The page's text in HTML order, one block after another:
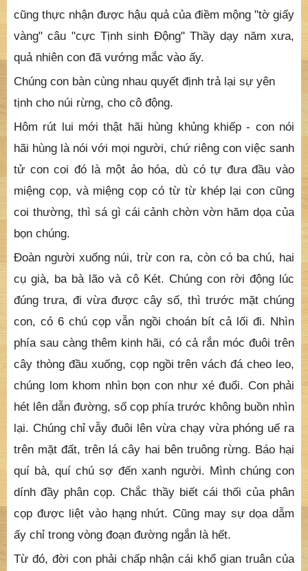
Để thí nghiệm đối phó với đột biến quá lạ ấy, con liền
trở về tụng kinh, thì cảnh tượng quái vật tự động im
lặng, nhưng cơn đau nhức lại tái phát và lần nữa cô
Két lại lấy dầu thoa bóp, khi cô và mọi người trở ra thì
cũng rắn gáy, cũng cú kêu lại có phần hơn trước.
Bấy giờ tinh thần mọi người đã quá mỏi mệt và con
cũng thực nhận được hậu quả của điềm mộng "tờ giấy
vàng" câu "cực Tịnh sinh Động" Thầy dạy năm xưa,
quả nhiên con đã vướng mắc vào ấy.
Chúng con bàn cùng nhau quyết định trả lại sự yên
tịnh cho núi rừng, cho cô động.
Hôm rút lui mới thật hãi hùng khủng khiếp - con nói
hãi hùng là nói với mọi người, chứ riêng con việc sanh
tử con coi đó là một ảo hóa, dù có tự đưa đầu vào
miệng cọp, và miệng cọp có từ từ khép lại con cũng
coi thường, thì sá gì cái cảnh chờn vờn hăm dọa của
bọn chúng.
Đoàn người xuống núi, trừ con ra, còn có ba chú, hai
cụ già, ba bà lão và cô Két. Chúng con rời động lúc
đúng trưa, đi vừa được cây số, thì trước mặt chúng
con, có 6 chú cọp vẫn ngồi choán bít cả lối đi. Nhìn
phía sau càng thêm kinh hãi, có cả rắn móc đuôi trên
cây thòng đầu xuống, cọp ngồi trên vách đá cheo leo,
chúng lom khom nhìn bọn con như xé đuổi. Con phải
hét lên dẫn đường, số cọp phía trước không buồn nhìn
lại. Chúng chỉ vẫy đuôi lên vừa chạy vừa phóng uế ra